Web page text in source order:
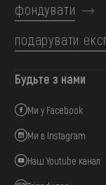
фондувати
подарувати
Будьте з нами
Ми у Facebook
Ми в Instagram
Наш Youtube канал